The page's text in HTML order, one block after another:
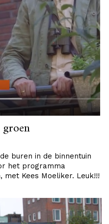
buren in de binnentuin
het programma
Kees Moeliker. Leuk!!!